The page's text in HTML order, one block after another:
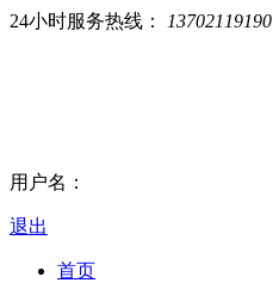
24小时服务热线： 13702119190
用户名：
退出
首页